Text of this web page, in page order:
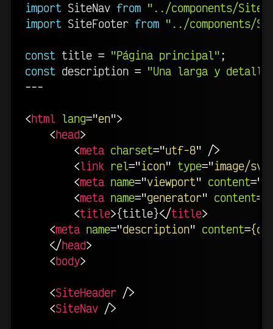
import SiteNav from "../components/
import SiteFooter from "../components/
const title = "Página principal" ;
const description = "Una larga y
---
<html lang="en">
<head>
<meta charset="utf-8" />
<link rel="icon" type="image/
<meta name="viewport" content="
<meta name="generator" content=
<title>{title}</title>
<meta name="description" content=
</head>
<body>
<SiteHeader />
<SiteNav />